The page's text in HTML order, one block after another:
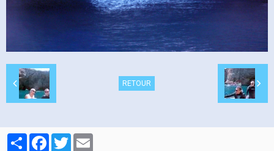
RETOUR
PartagerFacebook
Twitter